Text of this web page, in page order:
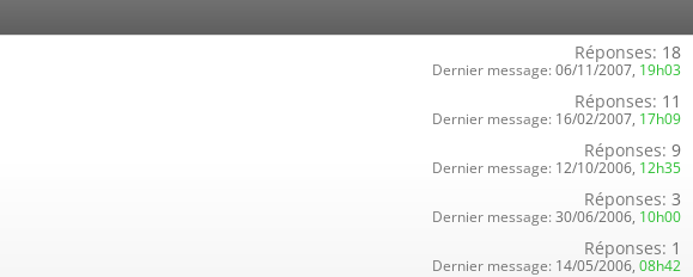
Réponses: 18
Dernier message: 06/11/2007, 19h03
Réponses: 11
Dernier message: 16/02/2007, 17h09
Réponses: 9
Dernier message: 12/10/2006, 12h35
Réponses: 3
Dernier message: 30/06/2006, 10h00
Réponses: 1
Dernier message: 14/05/2006, 08h42